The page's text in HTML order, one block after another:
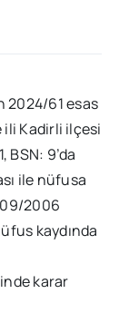
2024/61 esas
ili Kadirli ilçesi
BSN: 9’da
ile nüfusa
09/2006
kaydında
karar